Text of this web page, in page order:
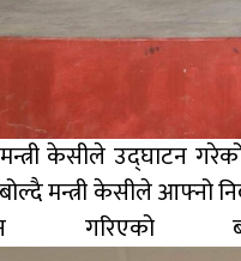
केसीले उद्घाटन
मन्त्री केसीले आफ्नो